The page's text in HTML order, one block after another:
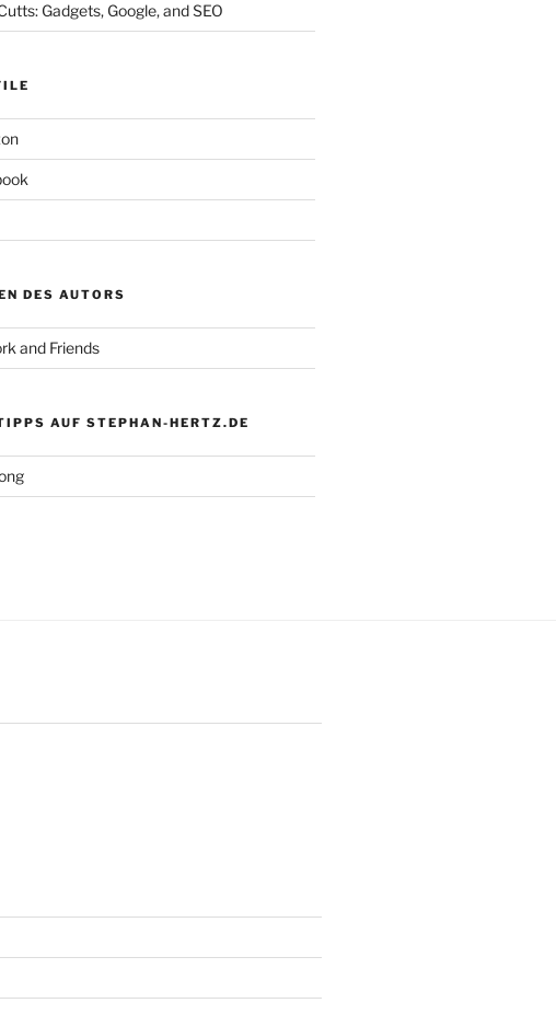
Gadgets, Google, and SEO
DES AUTORS
and Friends
AUF STEPHAN-HERTZ.DE